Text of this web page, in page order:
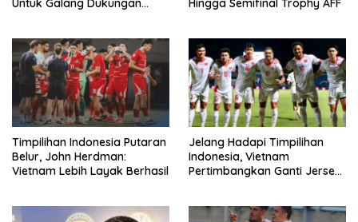
Untuk Galang Dukungan
Hingga Semifinal Trophy AFF
Timpilihan Indonesia Putaran
Belur, John Herdman:
Vietnam Lebih Layak Berhasil
Jelang Hadapi Timpilihan
Indonesia, Vietnam
Pertimbangkan Ganti Jersey